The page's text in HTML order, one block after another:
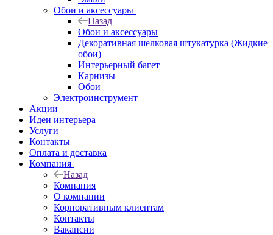
Обои и аксессуары
Назад
Обои и аксессуары
Декоративная шелковая штукатурка (Жидкие
обои)
Интерьерный багет
Карнизы
Обои
Электроинструмент
Акции
Идеи интерьера
Услуги
Контакты
Оплата и доставка
Компания
Назад
Компания
О компании
Корпоративным клиентам
Контакты
Вакансии